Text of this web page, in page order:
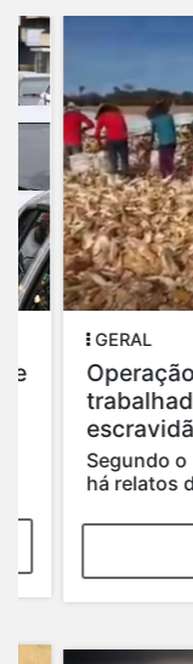
GERAL
Operação
escravidão
Segundo o
há relatos de